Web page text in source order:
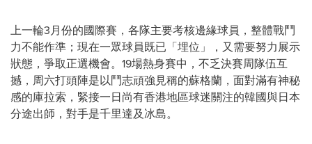
上一輪3月份的國際賽，各隊主要考核邊緣球員，整體戰鬥
力不能作準；現在一眾球員既已「埋位」，又需要努力展示
狀態，爭取正選機會。19場熱身賽中，不乏決賽周隊伍互
撼，周六打頭陣是以鬥志頑強見稱的蘇格蘭，面對滿有神秘
感的庫拉索，緊接一日尚有香港地區球迷關注的韓國與日本
分途出師，對手是千里達及冰島。